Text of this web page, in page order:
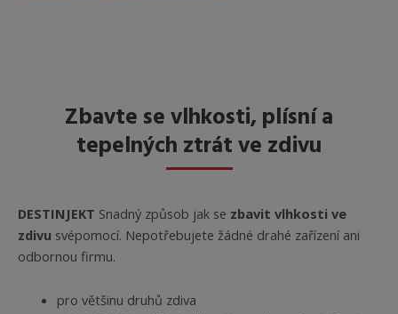
Zbavte se vlhkosti, plísní a
tepelných ztrát ve zdivu
DESTINJEKT Snadný způsob jak se zbavit vlhkosti ve
zdivu svépomocí. Nepotřebujete žádné drahé zařízení ani
odbornou firmu.
pro většinu druhů zdiva